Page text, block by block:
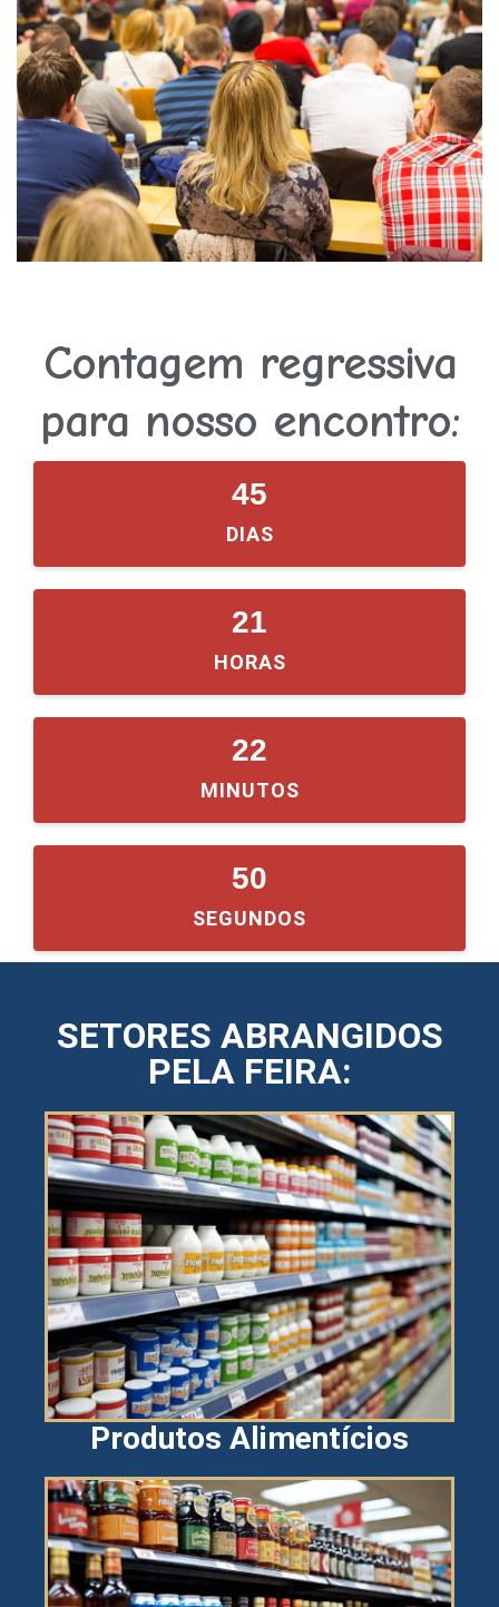
Contagem regressiva
para nosso encontro:
45
DIAS
21
HORAS
22
MINUTOS
49
SEGUNDOS
SETORES ABRANGIDOS
PELA FEIRA:
Produtos Alimentícios